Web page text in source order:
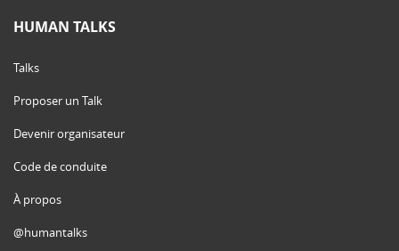
HUMAN TALKS
Talks
Proposer un Talk
Devenir organisateur
Code de conduite
À propos
@humantalks